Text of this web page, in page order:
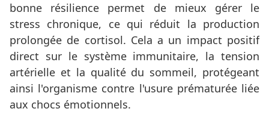
bonne résilience permet de mieux gérer le
stress chronique, ce qui réduit la production
prolongée de cortisol. Cela a un impact positif
direct sur le système immunitaire, la tension
artérielle et la qualité du sommeil, protégeant
ainsi l'organisme contre l'usure prématurée liée
aux chocs émotionnels.